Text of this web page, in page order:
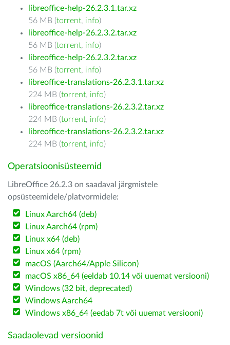
libreoffice-help-26.2.3.1.tar.xz
56 MB (torrent, info)
libreoffice-help-26.2.3.2.tar.xz
56 MB (torrent, info)
libreoffice-help-26.2.3.2.tar.xz
56 MB (torrent, info)
libreoffice-translations-26.2.3.1.tar.xz
224 MB (torrent, info)
libreoffice-translations-26.2.3.2.tar.xz
224 MB (torrent, info)
libreoffice-translations-26.2.3.2.tar.xz
224 MB (torrent, info)
Operatsioonisüsteemid
LibreOffice 26.2.3 on saadaval järgmistele
opsüsteemidele/platvormidele:
Linux Aarch64 (deb)
Linux Aarch64 (rpm)
Linux x64 (deb)
Linux x64 (rpm)
macOS (Aarch64/Apple Silicon)
macOS x86_64 (eeldab 10.14 või uuemat versiooni)
Windows (32 bit, deprecated)
Windows Aarch64
Windows x86_64 (eedab 7t või uuemat versiooni)
Saadaolevad versioonid